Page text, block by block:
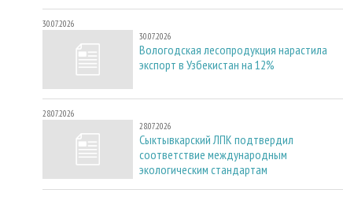
30.07.2026
30.07.2026
Вологодская лесопродукция нарастила
экспорт в Узбекистан на 12%
28.07.2026
28.07.2026
Сыктывкарский ЛПК подтвердил
соответствие международным
экологическим стандартам